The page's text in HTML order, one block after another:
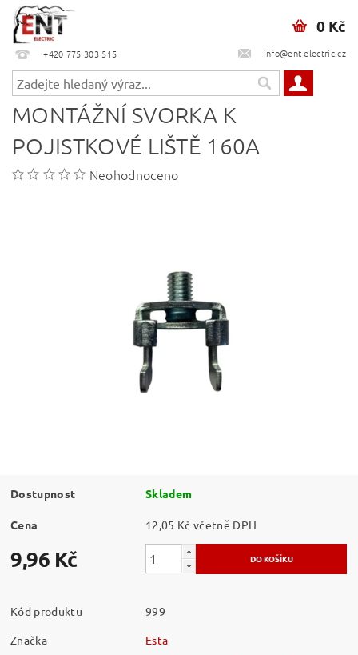
+420 775 303 515 info@ent-electric.cz
0 Kč
MONTÁŽNÍ SVORKA K
POJISTKOVÉ LIŠTĚ 160A
Neohodnoceno
Dostupnost Skladem
Cena 12,05 Kč včetně DPH
9,96 Kč
Kód produktu
999
Značka
Esta